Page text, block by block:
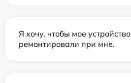
Я хочу, чтобы мое устройство
ремонтировали при мне.